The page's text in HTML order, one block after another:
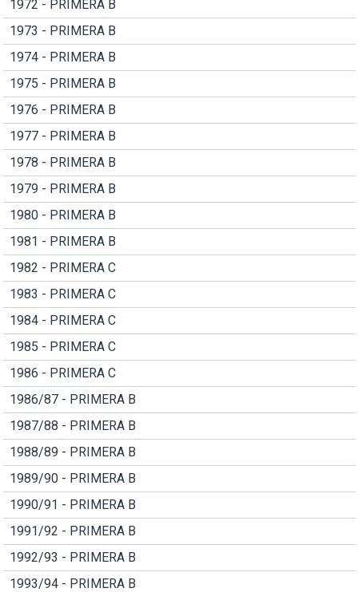
1972 - PRIMERA B
1973 - PRIMERA B
1974 - PRIMERA B
1975 - PRIMERA B
1976 - PRIMERA B
1977 - PRIMERA B
1978 - PRIMERA B
1979 - PRIMERA B
1980 - PRIMERA B
1981 - PRIMERA B
1982 - PRIMERA C
1983 - PRIMERA C
1984 - PRIMERA C
1985 - PRIMERA C
1986 - PRIMERA C
1986/87 - PRIMERA B
1987/88 - PRIMERA B
1988/89 - PRIMERA B
1989/90 - PRIMERA B
1990/91 - PRIMERA B
1991/92 - PRIMERA B
1992/93 - PRIMERA B
1993/94 - PRIMERA B